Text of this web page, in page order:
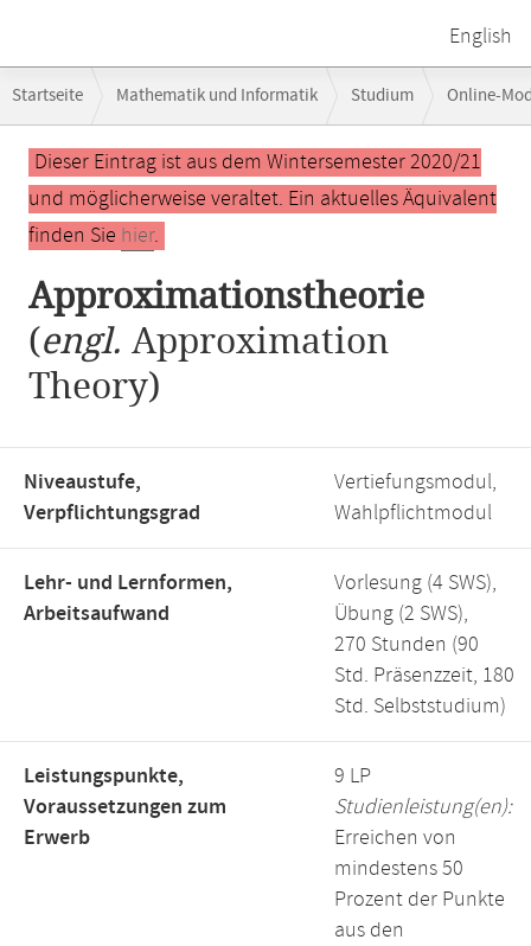
English
Navigation
Startseite Mathematik und Informatik Studium Online-
Hauptinhalt
Dieser Eintrag ist aus dem Wintersemester 2020/21
und möglicherweise veraltet. Ein aktuelles Äquivalent
finden Sie hier.
Approximationstheorie
(engl. Approximation
Theory)
Niveaustufe,
Verpflichtungsgrad
Vertiefungsmodul,
Wahlpflichtmodul
Lehr- und Lernformen,
Arbeitsaufwand
Vorlesung (4 SWS),
Übung (2 SWS),
270 Stunden (90
Std. Präsenzzeit, 180
Std. Selbststudium)
Leistungspunkte,
Voraussetzungen zum
Erwerb
9 LP
Studienleistung(en):
Erreichen von
mindestens 50
Prozent der Punkte
aus den